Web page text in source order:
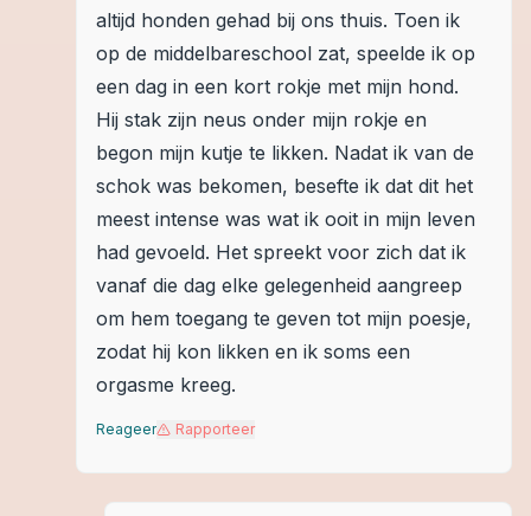
altijd honden gehad bij ons thuis. Toen ik
op de middelbareschool zat, speelde ik op
een dag in een kort rokje met mijn hond.
Hij stak zijn neus onder mijn rokje en
begon mijn kutje te likken. Nadat ik van de
schok was bekomen, besefte ik dat dit het
meest intense was wat ik ooit in mijn leven
had gevoeld. Het spreekt voor zich dat ik
vanaf die dag elke gelegenheid aangreep
om hem toegang te geven tot mijn poesje,
zodat hij kon likken en ik soms een
orgasme kreeg.
Reageer Rapporteer